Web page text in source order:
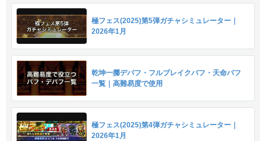
極フェス(2025)第5弾ガチャシミュレーター｜
2026年1月
乾坤一擲デバフ・フルブレイクバフ・天命バフ
一覧｜高難易度で使用
極フェス(2025)第4弾ガチャシミュレーター｜
2026年1月